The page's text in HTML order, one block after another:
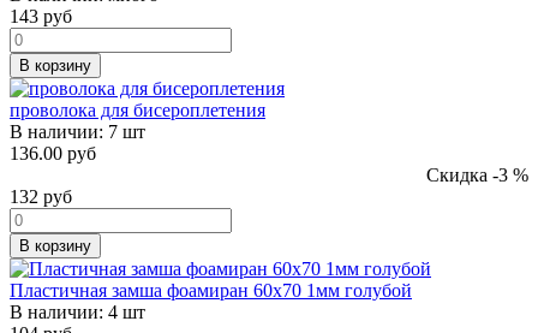
143 руб
В корзину
проволока для бисероплетения
В наличии: 7 шт
136.00 руб
Скидка -3 %
132 руб
В корзину
Пластичная замша фоамиран 60x70 1мм голубой
В наличии: 4 шт